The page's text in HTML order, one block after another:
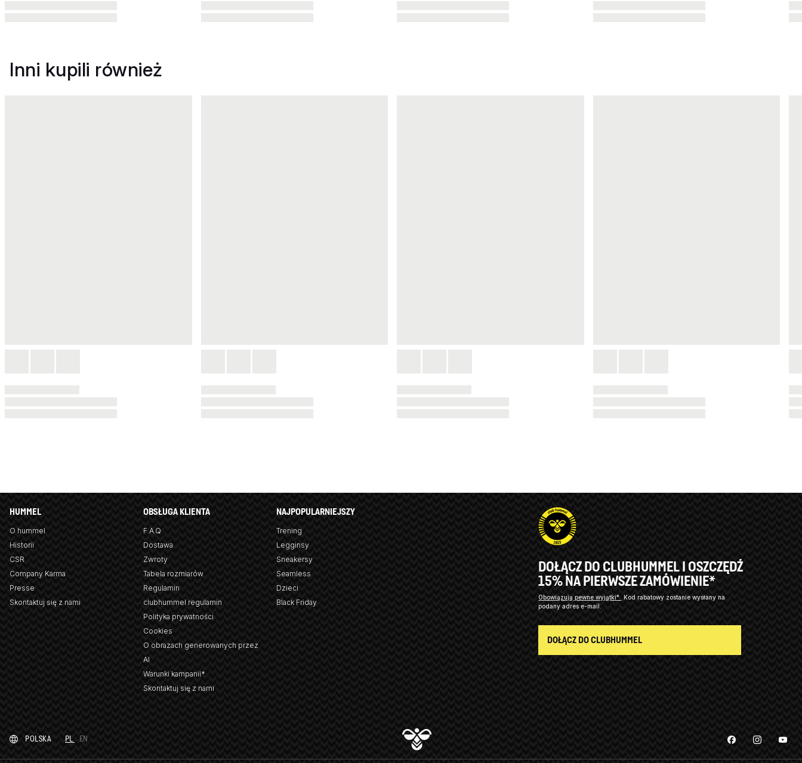
Inni kupili również
HUMMEL
O hummel
Historii
CSR
Company Karma
Presse
Skontaktuj się z nami
OBSŁUGA KLIENTA
F.A.Q
Dostawa
Zwroty
Tabela rozmiarów
Regulamin
clubhummel regulamin
Polityka prywatności
Cookies
O obrazach generowanych przez
AI
Warunki kampanii*
Skontaktuj się z nami
NAJPOPULARNIEJSZY
Trening
Legginsy
Sneakersy
Seamless
Dzieci
Black Friday
DOŁĄCZ DO CLUBHUMMEL I OSZCZĘDŹ
15% NA PIERWSZE ZAMÓWIENIE*
Obowiązują pewne wyjątki* Kod rabatowy zostanie wysłany na
podany adres e-mail.
DOŁĄCZ DO CLUBHUMMEL
POLSKA PL EN